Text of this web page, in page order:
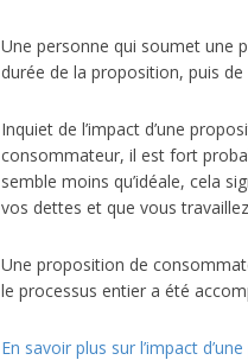
Une personne qui soumet une
durée de la proposition, puis
Inquiet de l’impact d’une
consommateur, il est fort
semble moins qu’idéale, cela
vos dettes et que vous
Une proposition de
le processus entier a été
En savoir plus sur l’impact